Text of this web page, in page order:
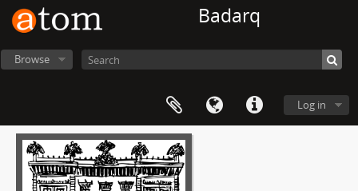
Badarq
Browse
Log in